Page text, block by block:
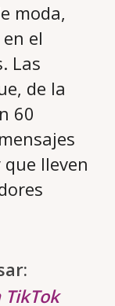
moda,
el
Las
de la
60
lleven